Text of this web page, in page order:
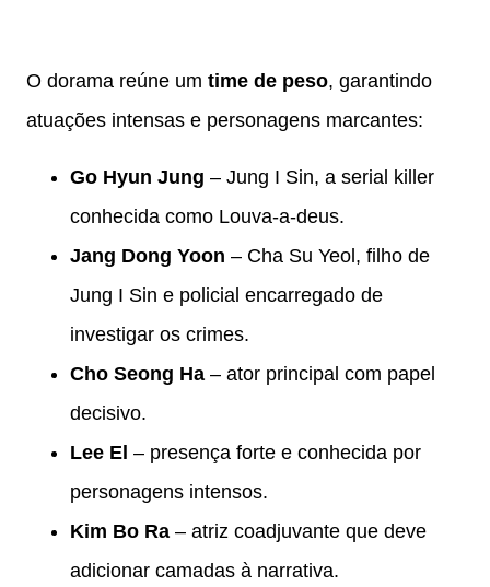
O dorama reúne um time de peso, garantindo
atuações intensas e personagens marcantes:
Go Hyun Jung – Jung I Sin, a serial killer
conhecida como Louva-a-deus.
Jang Dong Yoon – Cha Su Yeol, filho de
Jung I Sin e policial encarregado de
investigar os crimes.
Cho Seong Ha – ator principal com papel
decisivo.
Lee El – presença forte e conhecida por
personagens intensos.
Kim Bo Ra – atriz coadjuvante que deve
adicionar camadas à narrativa.